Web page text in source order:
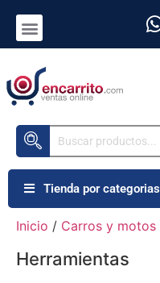
Tienda por categorias
Inicio / Carros y motos
Herramientas